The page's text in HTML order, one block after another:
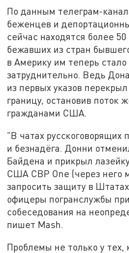
По данным телеграм-
беженцев и
сейчас находятся более
бежавших из стран
в Америку им теперь стало
затруднительно. Ведь
из первых указов
границу, остановив поток
гражданами США.
"В чатах русскоговорящих
и безнадёга. Донни
Байдена и прикрыл
США CBP One (через него
запросить защиту в
офицеры погранслужбы
собеседования на
пишет Mash.
Проблемы не только у тех,